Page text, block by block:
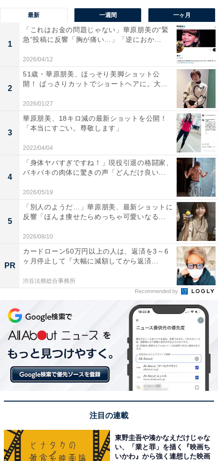
最新 一週間 一ヶ月
1
「これはお金の問題じゃない」華原朋美の“緊
急”投稿に反響「胸が痛い…」「逆におか...
2026/04/12
2
51歳・華原朋美、ほっそり美脚ショット公
開！ ばっさりカットでショートヘアに。大...
2026/01/27
3
華原朋美、18キロ減の最新ショットを公開！
「本当にすごい。尊敬します」
2022/04/04
4
「身体ヤバすぎですね！」現役引退の格闘家、
バキバキの肉体に驚きの声「どんだけ良い...
2026/05/19
5
「別人のようだ…」華原朋美、最新ショットに
反響「ほんま痩せたらめっちゃ可愛いなる...
2026/08/10
PR
カードローン50万円以上の人は、返済を3～6
ヶ月停止して『大幅に減額してから返済...
渋谷法務総合事務所
Recommended by
注目の連載
東野圭吾や湊かなえだけじゃな
い、「業と罪」を描く『映画ち
いかわ』から強く連想した映画